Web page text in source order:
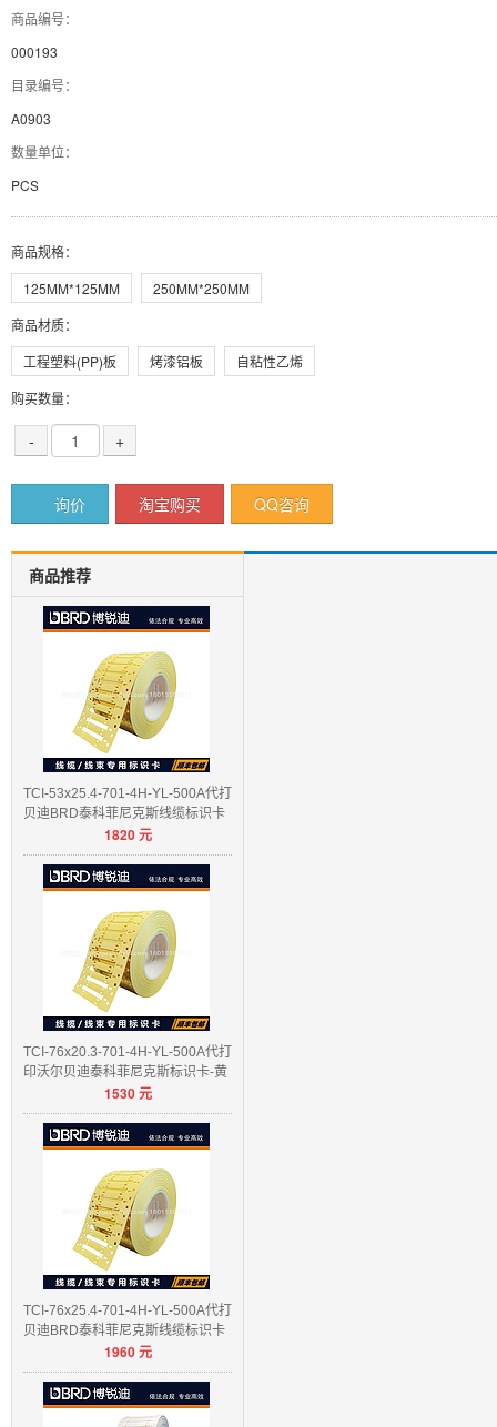
商品编号：
000193
目录编号：
A0903
数量单位：
PCS
商品规格：
125MM*125MM
250MM*250MM
商品材质：
工程塑料(PP)板
烤漆铝板
自粘性乙烯
购买数量：
- +
询价 淘宝购买 QQ咨询
商品推荐
TCI-53x25.4-701-4H-YL-500A代打
贝迪BRD泰科菲尼克斯线缆标识卡
1820元
TCI-76x20.3-701-4H-YL-500A代打
印沃尔贝迪泰科菲尼克斯标识卡-黄
1530元
TCI-76x25.4-701-4H-YL-500A代打
贝迪BRD泰科菲尼克斯线缆标识卡
1960元